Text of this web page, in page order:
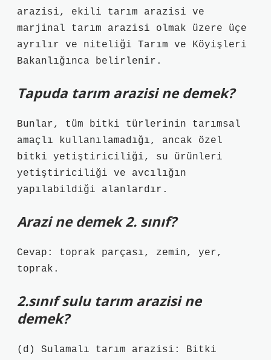
arazisi, ekili tarım arazisi ve
marjinal tarım arazisi olmak üzere üçe
ayrılır ve niteliği Tarım ve Köyişleri
Bakanlığınca belirlenir.
Tapuda tarım arazisi ne demek?
Bunlar, tüm bitki türlerinin tarımsal
amaçlı kullanılamadığı, ancak özel
bitki yetiştiriciliği, su ürünleri
yetiştiriciliği ve avcılığın
yapılabildiği alanlardır.
Arazi ne demek 2. sınıf?
Cevap: toprak parçası, zemin, yer,
toprak.
2.sınıf sulu tarım arazisi ne
demek?
(d) Sulamalı tarım arazisi: Bitki